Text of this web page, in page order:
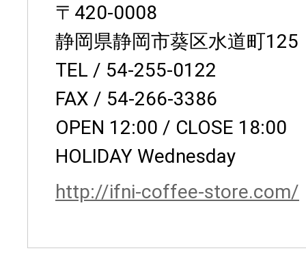
〒420-0008
静岡県静岡市葵区水道町125
TEL / 54-255-0122
FAX / 54-266-3386
OPEN 12:00 / CLOSE 18:00
HOLIDAY Wednesday
http://ifni-coffee-store.com/